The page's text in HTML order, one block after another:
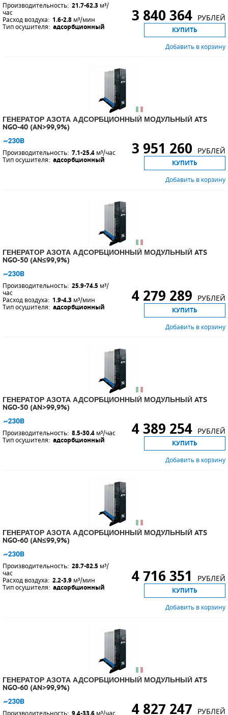
Производительность: 21.7-62.3 м³/
час
Расход воздуха: 1.6-2.8 м³/мин
Тип осушителя: адсорбционный
3 840 364 РУБЛЕЙ
КУПИТЬ
Добавить в корзину
ГЕНЕРАТОР АЗОТА АДСОРБЦИОННЫЙ МОДУЛЬНЫЙ ATS
NGO-40 (AN>99,9%)
Производительность: 7.1-25.4 м³/час
Тип осушителя: адсорбционный
3 951 260 РУБЛЕЙ
КУПИТЬ
Добавить в корзину
ГЕНЕРАТОР АЗОТА АДСОРБЦИОННЫЙ МОДУЛЬНЫЙ ATS
NGO-50 (AN≤99,9%)
Производительность: 25.9-74.5 м³/
час
Расход воздуха: 1.9-4.3 м³/мин
Тип осушителя: адсорбционный
4 279 289 РУБЛЕЙ
КУПИТЬ
Добавить в корзину
ГЕНЕРАТОР АЗОТА АДСОРБЦИОННЫЙ МОДУЛЬНЫЙ ATS
NGO-50 (AN>99,9%)
Производительность: 8.5-30.4 м³/час
Тип осушителя: адсорбционный
4 389 254 РУБЛЕЙ
КУПИТЬ
Добавить в корзину
ГЕНЕРАТОР АЗОТА АДСОРБЦИОННЫЙ МОДУЛЬНЫЙ ATS
NGO-60 (AN≤99,9%)
Производительность: 28.7-82.5 м³/
час
Расход воздуха: 2.2-3.9 м³/мин
Тип осушителя: адсорбционный
4 716 351 РУБЛЕЙ
КУПИТЬ
Добавить в корзину
ГЕНЕРАТОР АЗОТА АДСОРБЦИОННЫЙ МОДУЛЬНЫЙ ATS
NGO-60 (AN>99,9%)
4 827 247 РУБЛЕЙ